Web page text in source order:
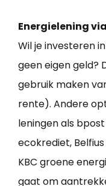
Energielening
Wil je investeren
geen eigen geld?
gebruik maken
rente). Andere
leningen als
ecokrediet,
KBC groene
gaat om